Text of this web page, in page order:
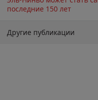
последние 150 лет
Другие публикации